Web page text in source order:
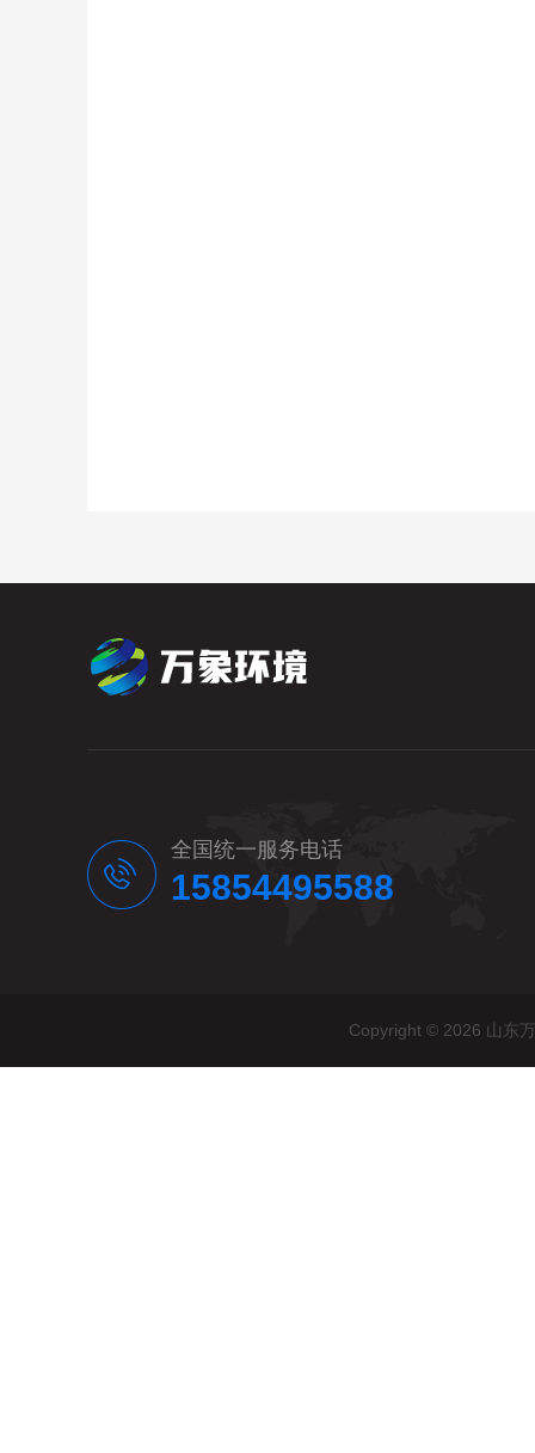
全国统一服务电话
15854495588
Copyright © 2026 山东